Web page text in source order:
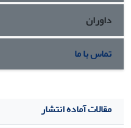
داوران
تماس با ما
مقالات آماده انتشار